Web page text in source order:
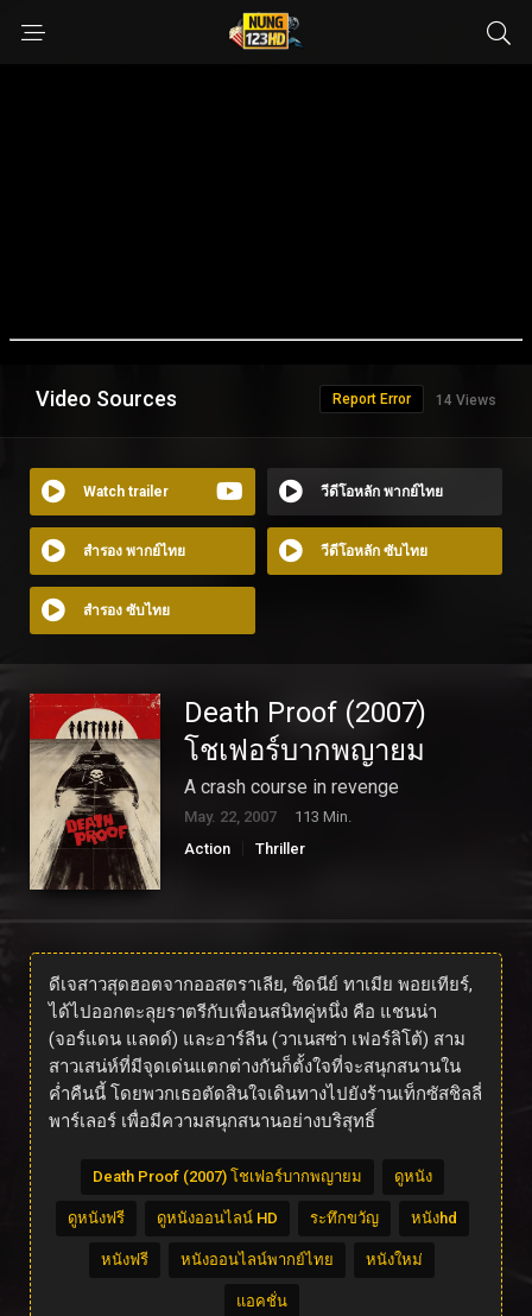
Video Sources 14 Views
Report Error
Watch trailer วีดีโอหลัก พากย์ไทย
สำรอง พากย์ไทย วีดีโอหลัก ซับไทย
สำรอง ซับไทย
Death Proof (2007)
โชเฟอร์บากพญายม
A crash course in revenge
May. 22, 2007
113 Min.
Action
Thriller
ดีเจสาวสุดฮอตจากออสตราเลีย, ซิดนีย์ ทาเมีย พอยเทียร์,
ได้ไปออกตะลุยราตรีกับเพื่อนสนิทคู่หนึ่ง คือ แชนน่า
(จอร์แดน แลดด์) และอาร์ลีน (วาเนสซ่า เฟอร์ลิโต้) สาม
สาวเสน่ห์ที่มีจุดเด่นแตกต่างกันก็ตั้งใจที่จะสนุกสนานใน
ค่ำคืนนี้ โดยพวกเธอตัดสินใจเดินทางไปยังร้านเท็กซัสชิลลี่
พาร์เลอร์ เพื่อมีความสนุกสนานอย่างบริสุทธิ์
Death Proof (2007) โชเฟอร์บากพญายม ดูหนัง
ดูหนังฟรี ดูหนังออนไลน์ HD ระทึกขวัญ หนังhd
หนังฟรี หนังออนไลน์พากย์ไทย หนังใหม่
แอคชั่น